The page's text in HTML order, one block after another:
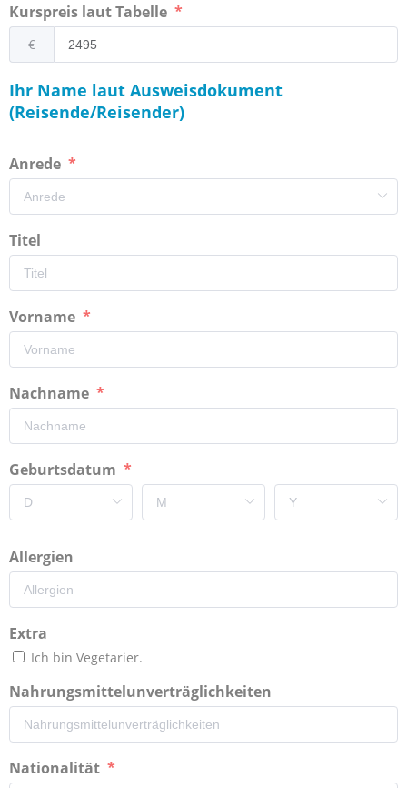
Kurspreis laut Tabelle
€
Ihr Name laut Ausweisdokument
(Reisende/Reisender)
Anrede
Titel
Vorname
Nachname
Geburtsdatum
Allergien
Extra
Ich bin Vegetarier.
Nahrungsmittelunverträglichkeiten
Nationalität